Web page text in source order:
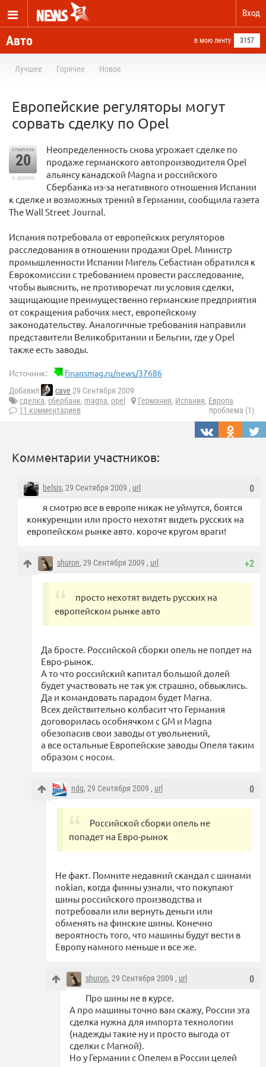
Вход
Авто в мою ленту 3157
Лучшее Горячее Новое
Европейские регуляторы могут
сорвать сделку по Opel
отметили
20
в архиве
Неопределенность снова угрожает сделке по
продаже германского автопроизводителя Opel
альянсу канадской Magna и российского
Сбербанка из-за негативного отношения Испании
к сделке и возможных трений в Германии, сообщила газета
The Wall Street Journal.
Испания потребовала от европейских регуляторов
расследования в отношении продажи Opel. Министр
промышленности Испании Мигель Себастиан обратился к
Еврокомиссии с требованием провести расследование,
чтобы выяснить, не противоречат ли условия сделки,
защищающие преимущественно германские предприятия
от сокращения рабочих мест, европейскому
законодательству. Аналогичные требования направили
представители Великобритании и Бельгии, где у Opel
также есть заводы.
Источник: finansmag.ru/news/37686
Добавил cave 29 Сентября 2009
сделка, сбербанк, magna, opel Германия, Испания, Европа
11 комментариев
проблема (1)
Комментарии участников:
0
belsis, 29 Сентября 2009 , url
я смотрю все в европе никак не уймутся, боятся
конкуренции или просто нехотят видеть русских на
европейском рынке авто. короче кругом враги!
+2
shuron, 29 Сентября 2009 , url
просто нехотят видеть русских на
европейском рынке авто
Да бросте. Российской сборки опель не попдет на
Евро-рынок.
А то что российский капитал большой долей
будет участвовать не так уж страшно, обвыклись.
Да и командовать парадом будет Магна.
Всех действительно колбасит что Германия
договорилась особнячком с GM и Magna
обезопасив свои заводы от увольнений,
а все остальные Европейские заводы Опеля таким
образом с носом.
0
ndg, 29 Сентября 2009 , url
Российской сборки опель не
попадет на Евро-рынок
Не факт. Помните недавний скандал с шинами
nokian, когда финны узнали, что покупают
шины российского производства и
потребовали или вернуть деньги или
обменять на финские шины. Конечно
вероятность того, что машины будут вести в
Европу намного меньше и все же.
0
shuron, 29 Сентября 2009 , url
Про шины не в курсе.
А про машины точно вам скажу, России эта
сделка нужна для импорта технологии
(надежды такие ну и просто выгода от
сделки с Магной).
Но у Германии с Опелем в России целей